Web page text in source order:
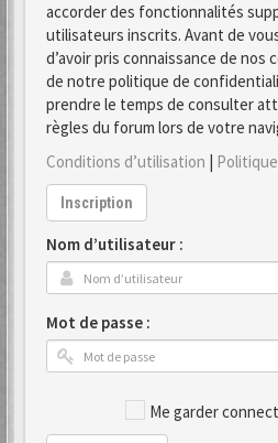
accorder des fonctionnalités
utilisateurs inscrits. Avant de
d’avoir pris connaissance de
de notre politique de
prendre le temps de consulter
règles du forum lors de votre
Conditions d’utilisation |
Inscription
Nom d’utilisateur :
Mot de passe :
Me garder